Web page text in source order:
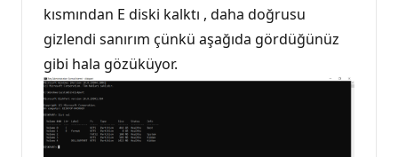
kısmından E diski kalktı , daha doğrusu
gizlendi sanırım çünkü aşağıda gördüğünüz
gibi hala gözüküyor.